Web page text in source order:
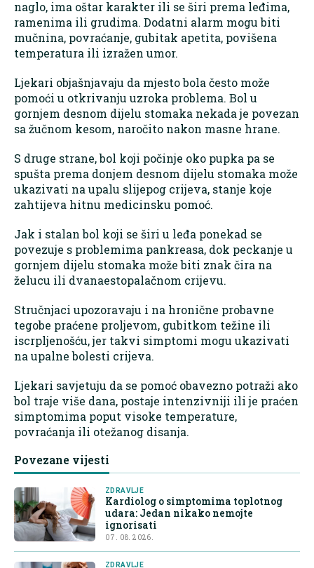
naglo, ima oštar karakter ili se širi prema leđima,
ramenima ili grudima. Dodatni alarm mogu biti
mučnina, povraćanje, gubitak apetita, povišena
temperatura ili izražen umor.
Ljekari objašnjavaju da mjesto bola često može
pomoći u otkrivanju uzroka problema. Bol u
gornjem desnom dijelu stomaka nekada je povezan
sa žučnom kesom, naročito nakon masne hrane.
S druge strane, bol koji počinje oko pupka pa se
spušta prema donjem desnom dijelu stomaka može
ukazivati na upalu slijepog crijeva, stanje koje
zahtijeva hitnu medicinsku pomoć.
Jak i stalan bol koji se širi u leđa ponekad se
povezuje s problemima pankreasa, dok peckanje u
gornjem dijelu stomaka može biti znak čira na
želucu ili dvanaestopalačnom crijevu.
Stručnjaci upozoravaju i na hronične probavne
tegobe praćene proljevom, gubitkom težine ili
iscrpljenošću, jer takvi simptomi mogu ukazivati
na upalne bolesti crijeva.
Ljekari savjetuju da se pomoć obavezno potraži ako
bol traje više dana, postaje intenzivniji ili je praćen
simptomima poput visoke temperature,
povraćanja ili otežanog disanja.
Povezane vijesti
ZDRAVLJE
Kardiolog o simptomima toplotnog
udara: Jedan nikako nemojte
ignorisati
07. 08. 2026.
ZDRAVLJE